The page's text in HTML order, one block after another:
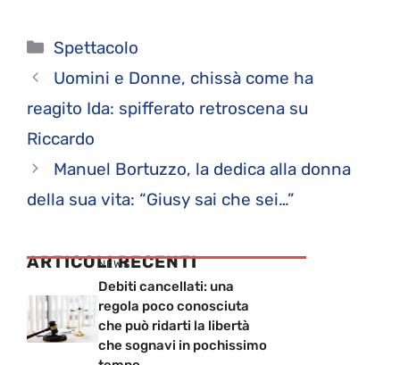
Categorie
Spettacolo
Uomini e Donne, chissà come ha
reagito Ida: spifferato retroscena su
Riccardo
Manuel Bortuzzo, la dedica alla donna
della sua vita: “Giusy sai che sei…”
ARTICOLI RECENTI
NEWS
Debiti cancellati: una
regola poco conosciuta
che può ridarti la libertà
che sognavi in pochissimo